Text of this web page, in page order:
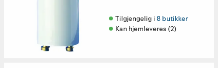
Tilgjengelig i 8 butikker
Kan hjemleveres (2)